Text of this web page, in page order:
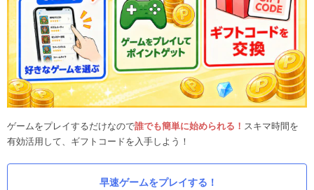
ゲームをプレイするだけなので誰でも簡単に始められる！ スキマ時間を
有効活用して、ギフトコードを入手しよう！
早速ゲームをプレイする！